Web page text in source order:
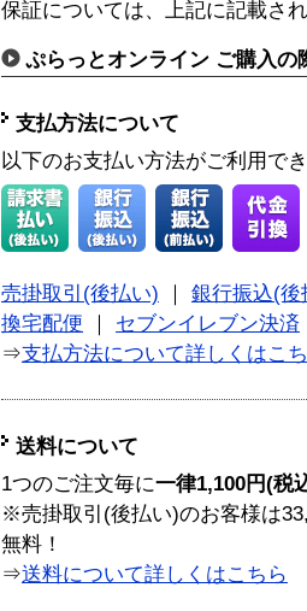
保証については、上記に記載さ
ぷらっとオンライン ご購入の
支払方法について
以下のお支払い方法がご利用で
売掛取引(後払い)
銀行振込(後
換宅配便
セブンイレブン決済
⇒支払方法について詳しくはこ
送料について
1つのご注文毎に一律1,100円(税
※売掛取引(後払い)のお客様は
無料！
⇒送料について詳しくはこちら